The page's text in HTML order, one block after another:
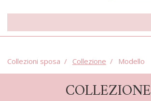
Collezioni sposa Collezione Modello
COLLEZIONE